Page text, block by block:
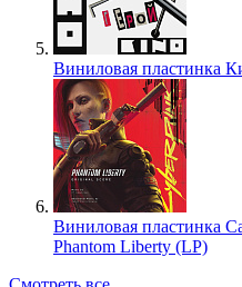
Виниловая пластинка
Виниловая пластинка
Phantom Liberty (LP)